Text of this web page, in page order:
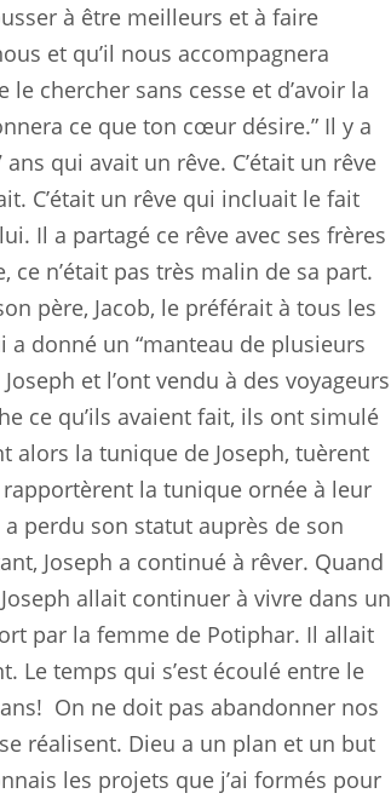
à être meilleurs et à faire
et qu’il nous accompagnera
le chercher sans cesse et d’avoir la
ce que ton cœur désire.” Il y a
qui avait un rêve. C’était un rêve
C’était un rêve qui incluait le fait
Il a partagé ce rêve avec ses frères
ce n’était pas très malin de sa part.
père, Jacob, le préférait à tous les
a donné un “manteau de plusieurs
et l’ont vendu à des voyageurs
ce qu’ils avaient fait, ils ont simulé
alors la tunique de Joseph, tuèrent
la tunique ornée à leur
perdu son statut auprès de son
Joseph a continué à rêver. Quand
allait continuer à vivre dans un
par la femme de Potiphar. Il allait
Le temps qui s’est écoulé entre le
On ne doit pas abandonner nos
réalisent. Dieu a un plan et un but
les projets que j’ai formés pour